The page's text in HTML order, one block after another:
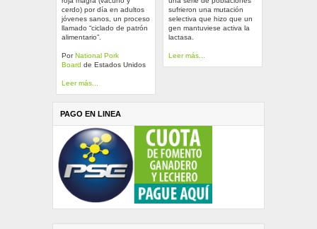
cerdo) por día en adultos
jóvenes sanos, un proceso
llamado “ciclado de patrón
alimentario”.
PorNational Pork
Board de Estados Unidos
Leer más...
sufrieron una mutación
selectiva que hizo que un
gen mantuviese activa la
lactasa.
Leer más...
PAGO EN LINEA